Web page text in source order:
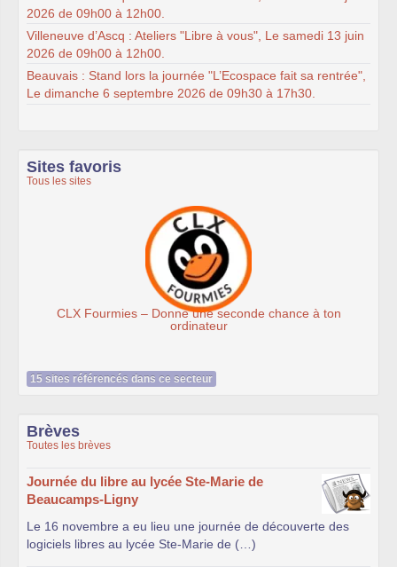
2026 de 09h00 à 12h00.
Villeneuve d’Ascq : Ateliers "Libre à vous", Le samedi 13 juin
2026 de 09h00 à 12h00.
Beauvais : Stand lors la journée "L’Ecospace fait sa rentrée",
Le dimanche 6 septembre 2026 de 09h30 à 17h30.
Sites favoris
Tous les sites
chance à ton
15 sites référencés dans ce secteur
Brèves
Toutes les brèves
Journée du libre au lycée Ste-Marie de
Beaucamps-Ligny
Le 16 novembre a eu lieu une journée de découverte des
logiciels libres au lycée Ste-Marie de (…)